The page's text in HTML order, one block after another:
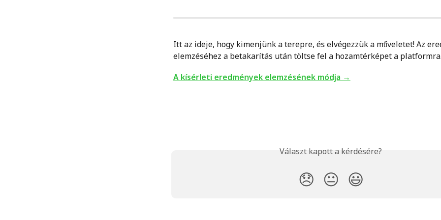
Itt az ideje, hogy kimenjünk a terepre, és elvégezzük a műveletet! Az
elemzéséhez a betakarítás után töltse fel a hozamtérképet a platformra.
A kísérleti eredmények elemzésének módja →
Választ kapott a kérdésére?
😞 😐 😃